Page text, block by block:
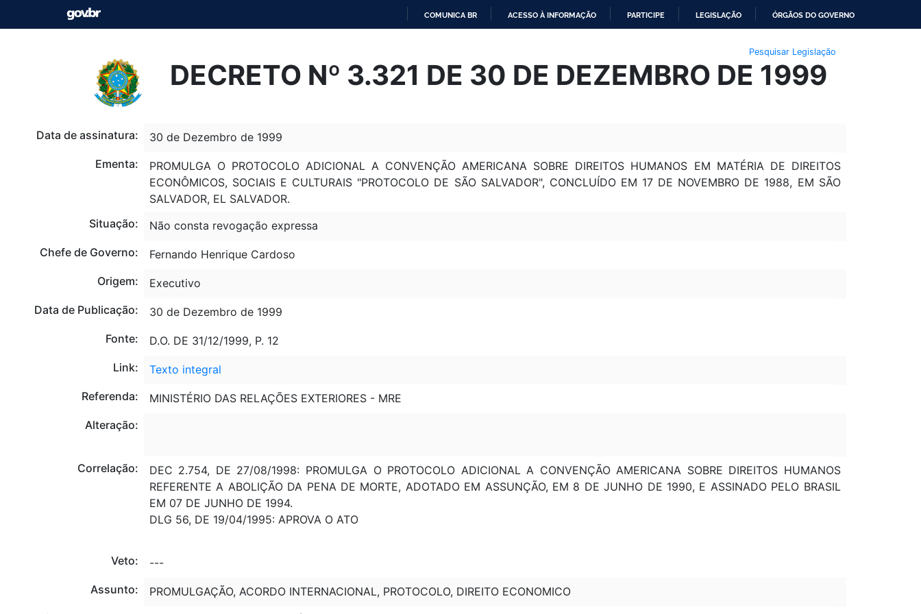
O
CONTEÚDO
COMUNICA BR ACESSO À INFORMAÇÃO PARTICIPE LEGISLAÇÃO ÓRGÃOS DO GOVERNO
Pesquisar Legislação
DECRETO Nº 3.321 DE 30 DE DEZEMBRO DE 1999
Data de assinatura:
30 de Dezembro de 1999
Ementa:
PROMULGA O PROTOCOLO ADICIONAL A CONVENÇÃO AMERICANA SOBRE DIREITOS HUMANOS EM MATÉRIA DE DIREITOS
ECONÔMICOS, SOCIAIS E CULTURAIS "PROTOCOLO DE SÃO SALVADOR", CONCLUÍDO EM 17 DE NOVEMBRO DE 1988, EM SÃO
SALVADOR, EL SALVADOR.
Situação:
Não consta revogação expressa
Chefe de Governo:
Fernando Henrique Cardoso
Origem:
Executivo
Data de Publicação:
30 de Dezembro de 1999
Fonte:
D.O. DE 31/12/1999, P. 12
Link:
Texto integral
Referenda:
MINISTÉRIO DAS RELAÇÕES EXTERIORES - MRE
Alteração:
Correlação:
DEC 2.754, DE 27/08/1998: PROMULGA O PROTOCOLO ADICIONAL A CONVENÇÃO AMERICANA SOBRE DIREITOS HUMANOS
REFERENTE A ABOLIÇÃO DA PENA DE MORTE, ADOTADO EM ASSUNÇÃO, EM 8 DE JUNHO DE 1990, E ASSINADO PELO BRASIL
EM 07 DE JUNHO DE 1994.
DLG 56, DE 19/04/1995: APROVA O ATO
Veto:
---
Assunto:
PROMULGAÇÃO, ACORDO INTERNACIONAL, PROTOCOLO, DIREITO ECONOMICO